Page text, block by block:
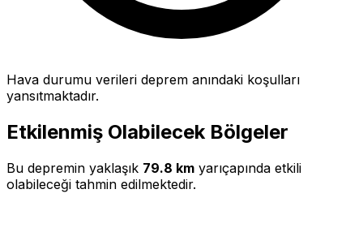
Hava durumu verileri deprem anındaki koşulları
yansıtmaktadır.
Etkilenmiş Olabilecek Bölgeler
Bu depremin yaklaşık 79.8 km yarıçapında etkili
olabileceği tahmin edilmektedir.